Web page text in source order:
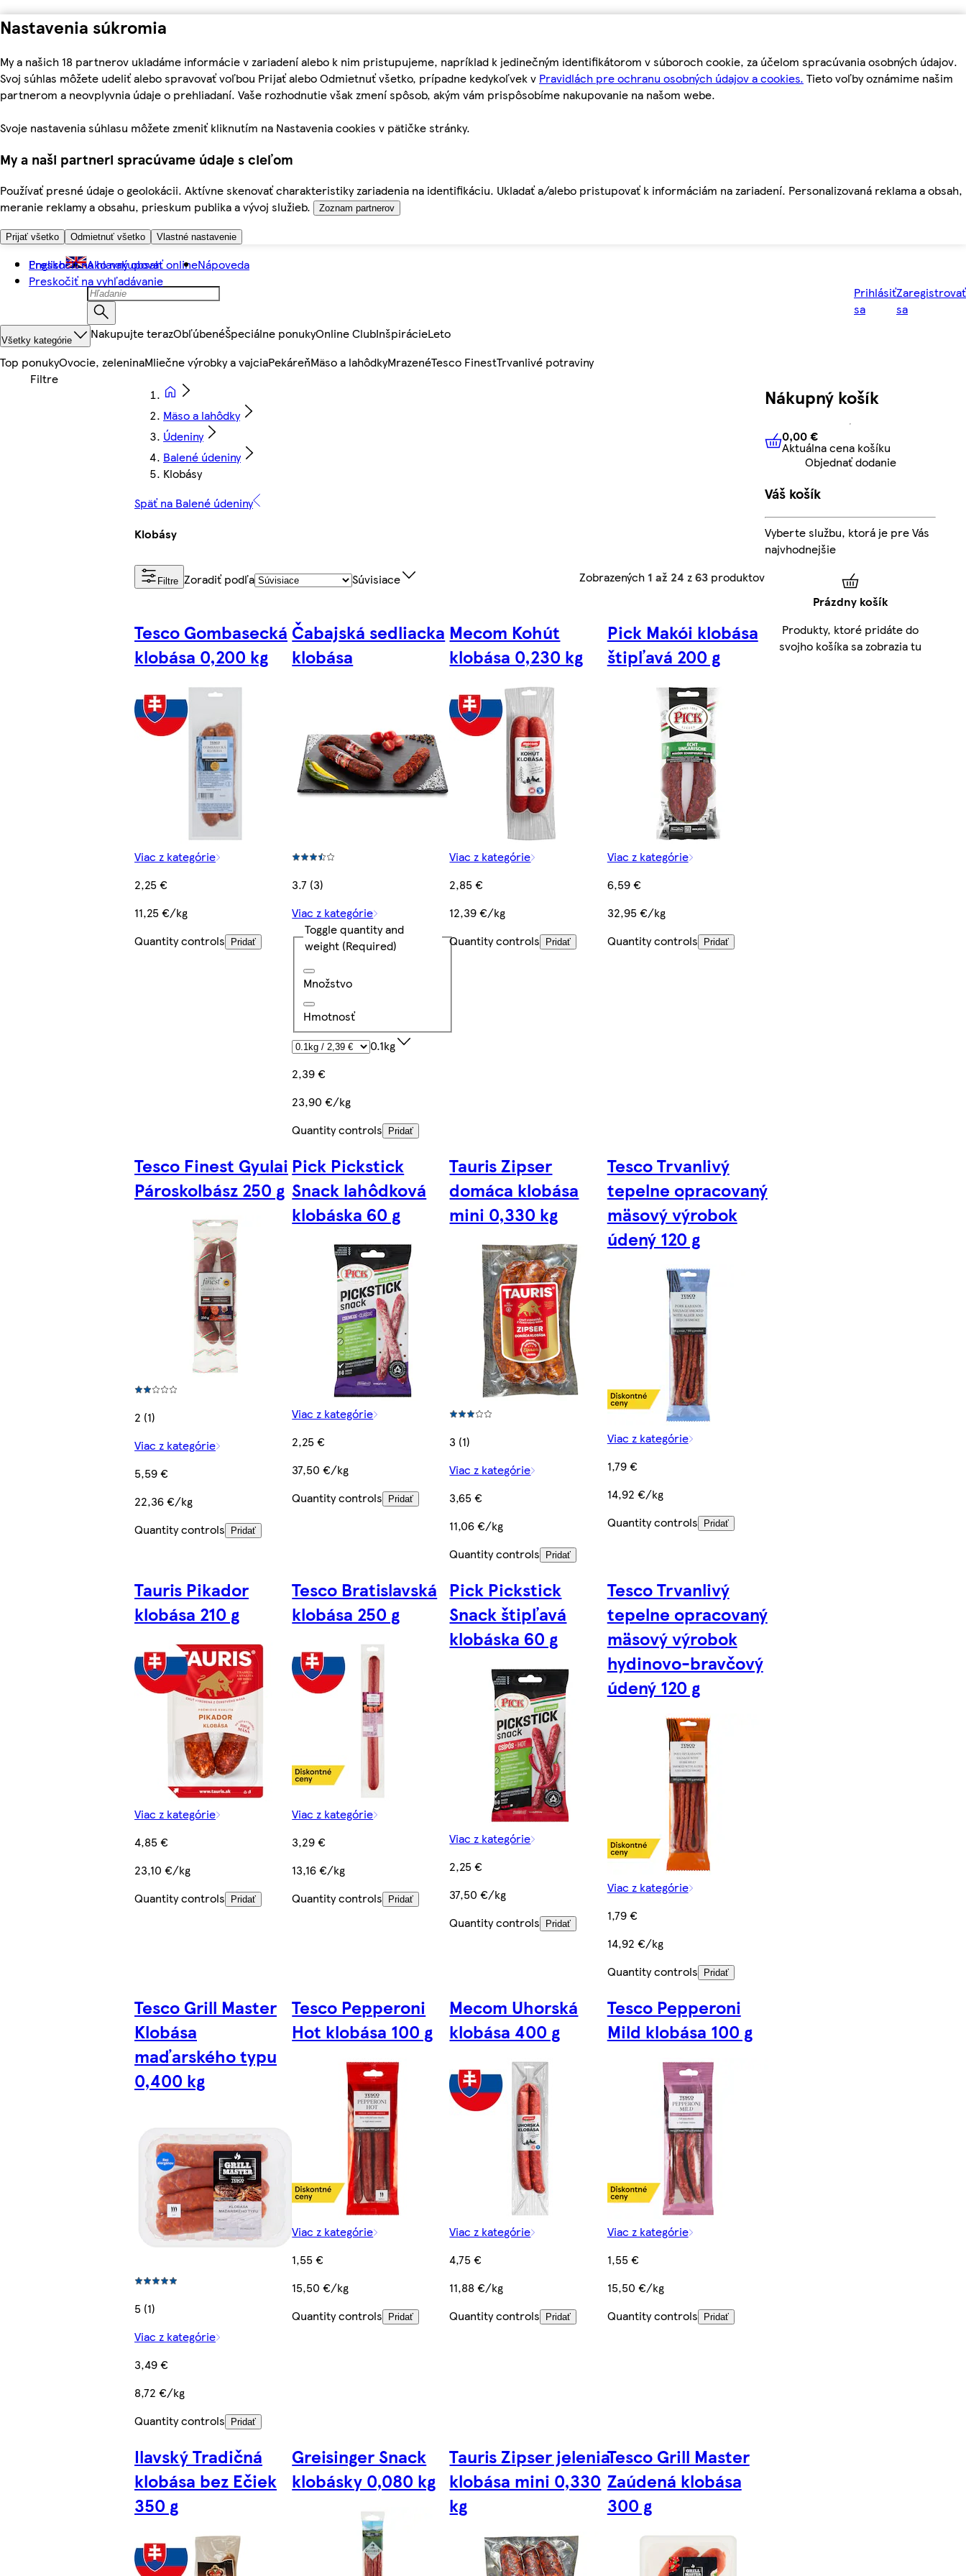
Nastavenia súkromia
My a našich 18 partnerov ukladáme informácie v zariadení alebo k nim pristupujeme, napríklad k jedinečným identifikátorom v súboroch cookie, za účelom spracúvania osobných údajov.
Svoj súhlas môžete udeliť alebo spravovať voľbou Prijať alebo Odmietnuť všetko, prípadne kedykoľvek v Pravidlách pre ochranu osobných údajov a cookies. Tieto voľby oznámime našim
partnerom a neovplyvnia údaje o prehliadaní. Vaše rozhodnutie však zmení spôsob, akým vám prispôsobíme nakupovanie na našom webe.
Svoje nastavenia súhlasu môžete zmeniť kliknutím na Nastavenia cookies v pätičke stránky.
My a naši partneri spracúvame údaje s cieľom
Používať presné údaje o geolokácii. Aktívne skenovať charakteristiky zariadenia na identifikáciu. Ukladať a/alebo pristupovať k informáciám na zariadení. Personalizovaná reklama a obsah,
meranie reklamy a obsahu, prieskum publika a vývoj služieb.
Zoznam partnerov
Prijať všetko Odmietnuť všetko Vlastné nastavenie
Preskočiť na hlavný obsah
Preskočiť na vyhľadávanie
English Ako nakupovať onlineNápoveda
Prihlásiť
sa
Zaregistrovať
sa
Všetky kategórie Nakupujte terazObľúbenéŠpeciálne ponukyOnline ClubInšpirácieLeto
Top ponukyOvocie, zeleninaMliečne výrobky a vajciaPekáreňMäso a lahôdkyMrazenéTesco FinestTrvanlivé potraviny
Mäso a lahôdky
Údeniny
Balené údeniny
Klobásy
Späť na Balené údeniny
Klobásy
Filtre Zoradiť podľa Súvisiace Zobrazených 1 až 24 z63 produktov
Tesco Gombasecká
klobása 0,200 kg
Viac z kategórie
2,25 €
11,25 €/kg
Quantity controls
Pridať
Čabajská sedliacka
klobása
3.7 (3)
Viac z kategórie
Toggle quantity and
weight (Required)
Množstvo
Hmotnosť
0.1kg
2,39 €
23,90 €/kg
Quantity controls Pridať
Mecom Kohút
klobása 0,230 kg
Viac z kategórie
2,85 €
12,39 €/kg
Quantity controls
Pridať
Pick Makói klobása
štipľavá 200 g
Viac z kategórie
6,59 €
32,95 €/kg
Quantity controls
Pridať
Tesco Finest Gyulai
Pároskolbász 250 g
2 (1)
Viac z kategórie
5,59 €
22,36 €/kg
Quantity controls
Pridať
Pick Pickstick
Snack lahôdková
klobáska 60 g
Viac z kategórie
2,25 €
37,50 €/kg
Quantity controls
Pridať
Tauris Zipser
domáca klobása
mini 0,330 kg
3 (1)
Viac z kategórie
3,65 €
11,06 €/kg
Quantity controls
Pridať
Tesco Trvanlivý
tepelne opracovaný
mäsový výrobok
údený 120 g
Viac z kategórie
1,79 €
14,92 €/kg
Quantity controls
Pridať
Tauris Pikador
klobása 210 g
Viac z kategórie
4,85 €
23,10 €/kg
Quantity controls
Pridať
Tesco Bratislavská
klobása 250 g
Viac z kategórie
3,29 €
13,16 €/kg
Quantity controls
Pridať
Pick Pickstick
Snack štipľavá
klobáska 60 g
Viac z kategórie
2,25 €
37,50 €/kg
Quantity controls
Pridať
Tesco Trvanlivý
tepelne opracovaný
mäsový výrobok
hydinovo-bravčový
údený 120 g
Viac z kategórie
1,79 €
14,92 €/kg
Quantity controls
Pridať
Tesco Grill Master
Klobása
maďarského typu
0,400 kg
5 (1)
Viac z kategórie
3,49 €
8,72 €/kg
Quantity controls
Pridať
Tesco Pepperoni
Hot klobása 100 g
Viac z kategórie
1,55 €
15,50 €/kg
Quantity controls
Pridať
Mecom Uhorská
klobása 400 g
Viac z kategórie
4,75 €
11,88 €/kg
Quantity controls
Pridať
Tesco Pepperoni
Mild klobása 100 g
Viac z kategórie
1,55 €
15,50 €/kg
Quantity controls
Pridať
Ilavský Tradičná
klobása bez Ečiek
350 g
Greisinger Snack
klobásky 0,080 kg
Tauris Zipser jelenia
klobása mini 0,330
kg
Tesco Grill Master
Zaúdená klobása
300 g
Nákupný košík
0,00 € Aktuálna cena košíku
0,00 €
Aktuálna cena košíku
Objednať dodanie
Váš košík
Vyberte službu, ktorá je pre Vás
najvhodnejšie
Prázdny košík
Produkty, ktoré pridáte do
svojho košíka sa zobrazia tu